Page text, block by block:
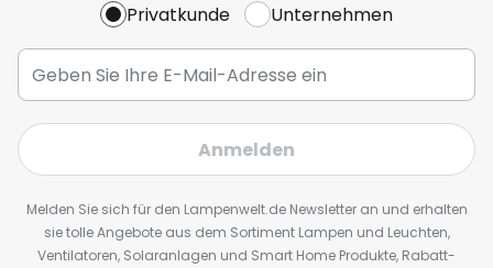
Privatkunde Unternehmen
Anmelden
Melden Sie sich für den Lampenwelt.de Newsletter an und erhalten
sie tolle Angebote aus dem Sortiment Lampen und Leuchten,
Ventilatoren, Solaranlagen und Smart Home Produkte, Rabatt-